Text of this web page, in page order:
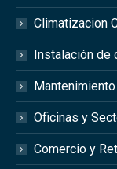
Climatizacion
Instalación de
Oficinas y
Comercio y